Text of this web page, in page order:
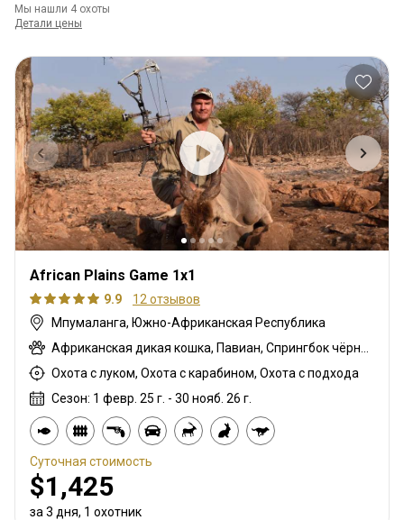
Мы нашли 4 охоты
Детали цены
African Plains Game 1x1
9.9
12 отзывов
Мпумаланга, Южно-Африканская Республика
Охота с луком, Охота с карабином, Охота с подхода
Сезон: 1 февр. 25 г. - 30 нояб. 26 г.
Суточная стоимость
$1,425
за 3 дня, 1 охотник